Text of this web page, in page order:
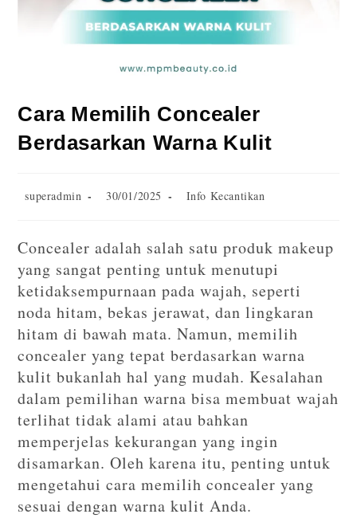
Cara Memilih Concealer
Berdasarkan Warna Kulit
superadmin 30/01/2025 Info Kecantikan
Concealer adalah salah satu produk makeup
yang sangat penting untuk menutupi
ketidaksempurnaan pada wajah, seperti
noda hitam, bekas jerawat, dan lingkaran
hitam di bawah mata. Namun, memilih
concealer yang tepat berdasarkan warna
kulit bukanlah hal yang mudah. Kesalahan
dalam pemilihan warna bisa membuat wajah
terlihat tidak alami atau bahkan
memperjelas kekurangan yang ingin
disamarkan. Oleh karena itu, penting untuk
mengetahui cara memilih concealer yang
sesuai dengan warna kulit Anda.